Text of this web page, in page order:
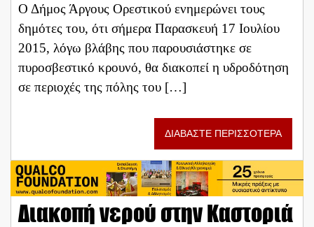
Ο Δήμος Άργους Ορεστικού ενημερώνει τους
δημότες του, ότι σήμερα Παρασκευή 17 Ιουλίου
2015, λόγω βλάβης που παρουσιάστηκε σε
πυροσβεστικό κρουνό, θα διακοπεί η υδροδότηση
σε περιοχές της πόλης του […]
ΔΙΑΒΑΣΤΕ ΠΕΡΙΣΣΟΤΕΡΑ
Διακοπή νερού στην Καστοριά